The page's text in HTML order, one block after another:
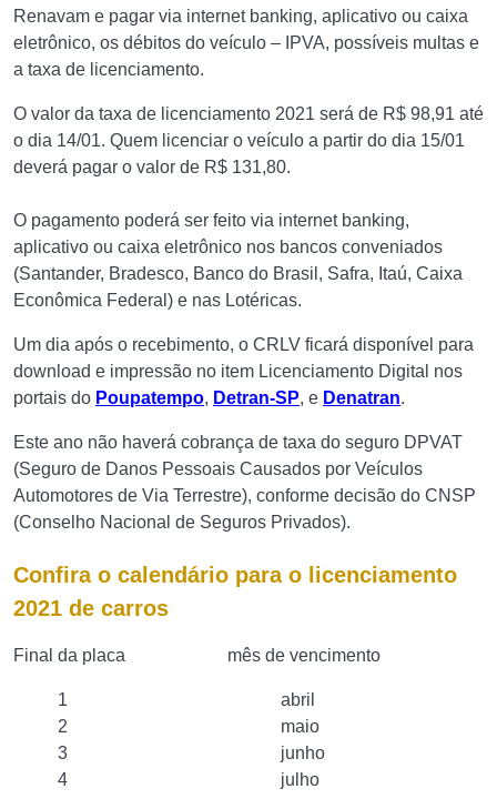
Renavam e pagar via internet banking, aplicativo ou caixa
eletrônico, os débitos do veículo – IPVA, possíveis multas e
a taxa de licenciamento.
O valor da taxa de licenciamento 2021 será de R$ 98,91 até
o dia 14/01. Quem licenciar o veículo a partir do dia 15/01
deverá pagar o valor de R$ 131,80.
O pagamento poderá ser feito via internet banking,
aplicativo ou caixa eletrônico nos bancos conveniados
(Santander, Bradesco, Banco do Brasil, Safra, Itaú, Caixa
Econômica Federal) e nas Lotéricas.
Um dia após o recebimento, o CRLV ficará disponível para
download e impressão no item Licenciamento Digital nos
portais do Poupatempo, Detran-SP, e Denatran.
Este ano não haverá cobrança de taxa do seguro DPVAT
(Seguro de Danos Pessoais Causados por Veículos
Automotores de Via Terrestre), conforme decisão do CNSP
(Conselho Nacional de Seguros Privados).
Confira o calendário para o licenciamento
2021 de carros
Final da placa mês de vencimento
1 abril
2 maio
3 junho
4 julho